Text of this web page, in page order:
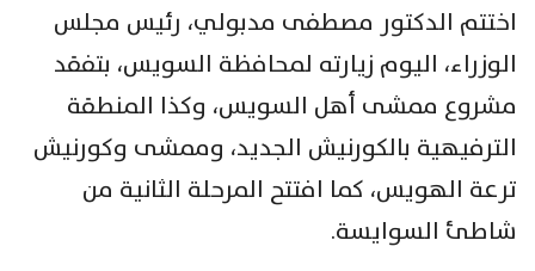
اختتم الدكتور مصطفى مدبولي، رئيس مجلس
الوزراء، اليوم زيارته لمحافظة السويس، بتفقد
مشروع ممشى أهل السويس، وكذا المنطقة
الترفيهية بالكورنيش الجديد، وممشى وكورنيش
ترعة الهويس، كما افتتح المرحلة الثانية من
شاطئ السوايسة.